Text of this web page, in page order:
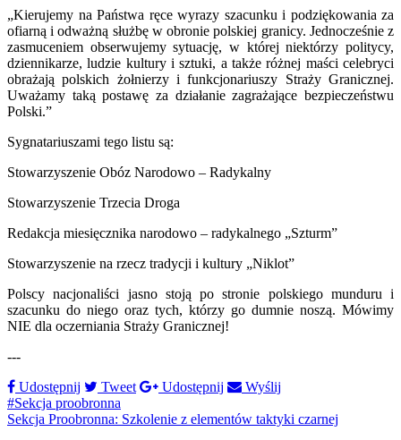
„Kierujemy na Państwa ręce wyrazy szacunku i podziękowania za
ofiarną i odważną służbę w obronie polskiej granicy. Jednocześnie z
zasmuceniem obserwujemy sytuację, w której niektórzy politycy,
dziennikarze, ludzie kultury i sztuki, a także różnej maści celebryci
obrażają polskich żołnierzy i funkcjonariuszy Straży Granicznej.
Uważamy taką postawę za działanie zagrażające bezpieczeństwu
Polski.”
Sygnatariuszami tego listu są:
Stowarzyszenie Obóz Narodowo – Radykalny
Stowarzyszenie Trzecia Droga
Redakcja miesięcznika narodowo – radykalnego „Szturm”
Stowarzyszenie na rzecz tradycji i kultury „Niklot”
Polscy nacjonaliści jasno stoją po stronie polskiego munduru i
szacunku do niego oraz tych, którzy go dumnie noszą. Mówimy
NIE dla oczerniania Straży Granicznej!
---
Udostępnij
Tweet Udostępnij
Wyślij
#Sekcja proobronna
Sekcja Proobronna: Szkolenie z elementów taktyki czarnej